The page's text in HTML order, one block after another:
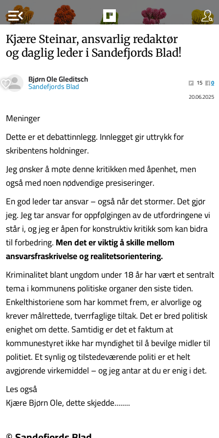
menu_open
Kjære Steinar, ansvarlig redaktør
og daglig leder i Sandefjords Blad!
Bjørn Ole Gleditsch
Sandefjords Blad 15
0
20.06.2025
Meninger
Dette er et debattinnlegg. Innlegget gir uttrykk for
skribentens holdninger.
Jeg ønsker å møte denne kritikken med åpenhet, men
også med noen nødvendige presiseringer.
En god leder tar ansvar – også når det stormer. Det gjør
jeg. Jeg tar ansvar for oppfølgingen av de utfordringene vi
står i, og jeg er åpen for konstruktiv kritikk som kan bidra
til forbedring.Men det er viktig å skille mellom
ansvarsfraskrivelse og realitetsorientering.
Kriminalitet blant ungdom under 18 år har vært et sentralt
tema i kommunens politiske organer den siste tiden.
Enkelthistoriene som har kommet frem, er alvorlige og
krever målrettede, tverrfaglige tiltak. Det er bred politisk
enighet om dette. Samtidig er det et faktum at
kommunestyret ikke har myndighet til å bevilge midler til
politiet. Et synlig og tilstedeværende politi er et helt
avgjørende virkemiddel – og jeg antar at du er enig i det.
Les også
Kjære Bjørn Ole, dette skjedde........